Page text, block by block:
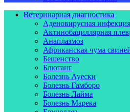
Ветеринарная диагностика
Аденовирусная инфекция
Актинобациллярная
Анаплазмоз
Африканская чума
Бешенство
Блютанг
Болезнь Ауески
Болезнь Гамборо
Болезнь Лайма
Болезнь Марека